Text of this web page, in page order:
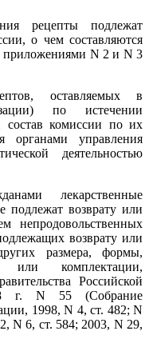
рецепты подлежат
о чем составляются
приложениями N 2 и N 3
оставляемых в
по истечении
состав комиссии по их
органами управления
деятельностью
лекарственные
подлежат возврату или
непродовольственных
возврату или
размера, формы,
или комплектации,
Российской
г. N 55 (Собрание
1998, N 4, ст. 482; N
N 6, ст. 584; 2003, N 29,